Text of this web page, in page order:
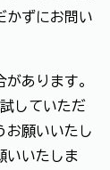
かずにお問い
あります。
していただ
お願いいたし
いいたしま